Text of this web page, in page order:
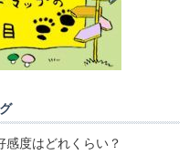
感度はどれくらい？